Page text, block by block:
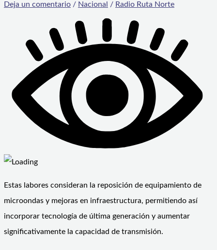
Deja un comentario / Nacional / Radio Ruta Norte
Estas labores consideran la reposición de equipamiento de
microondas y mejoras en infraestructura, permitiendo así
incorporar tecnología de última generación y aumentar
significativamente la capacidad de transmisión.